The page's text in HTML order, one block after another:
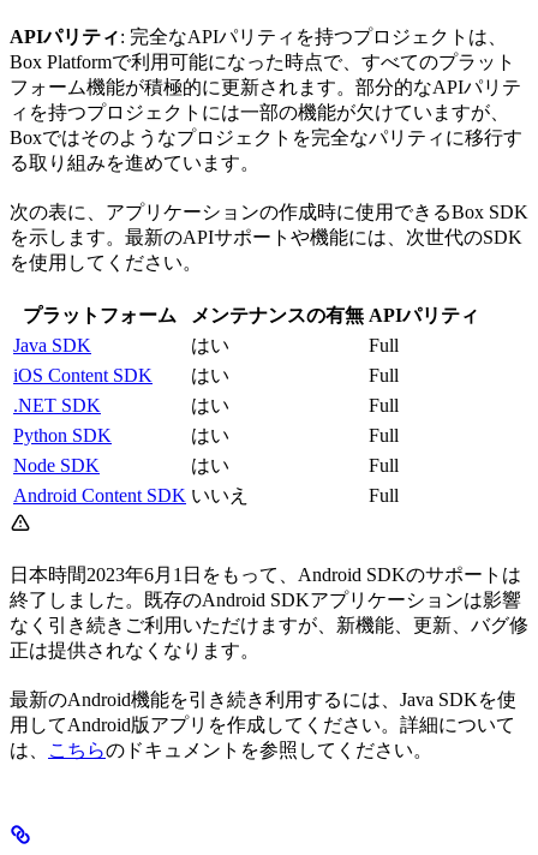
APIパリティ: 完全なAPIパリティを持つプロジェクトは、
Box Platformで利用可能になった時点で、すべてのプラット
フォーム機能が積極的に更新されます。部分的なAPIパリテ
ィを持つプロジェクトには一部の機能が欠けていますが、
Boxではそのようなプロジェクトを完全なパリティに移行す
る取り組みを進めています。
次の表に、アプリケーションの作成時に使用できるBox SDK
を示します。最新のAPIサポートや機能には、次世代のSDK
を使用してください。
プラットフォーム メンテナンスの有無 APIパリティ
Java SDK
はい
Full
iOS Content SDK
はい
Full
.NET SDK
はい
Full
Python SDK
はい
Full
Node SDK
はい
Full
Android Content SDK いいえ Full
日本時間2023年6月1日をもって、Android SDKのサポートは
終了しました。既存のAndroid SDKアプリケーションは影響
なく引き続きご利用いただけますが、新機能、更新、バグ修
正は提供されなくなります。
最新のAndroid機能を引き続き利用するには、Java SDKを使
用してAndroid版アプリを作成してください。詳細について
は、
こちらのドキュメントを参照してください。